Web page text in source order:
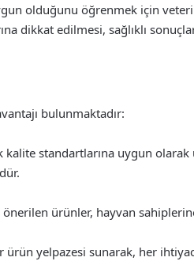
olduğunu öğrenmek için
dikkat edilmesi, sağlıklı
bulunmaktadır:
standartlarına uygun olarak
ürünler, hayvan
yelpazesi sunarak, her